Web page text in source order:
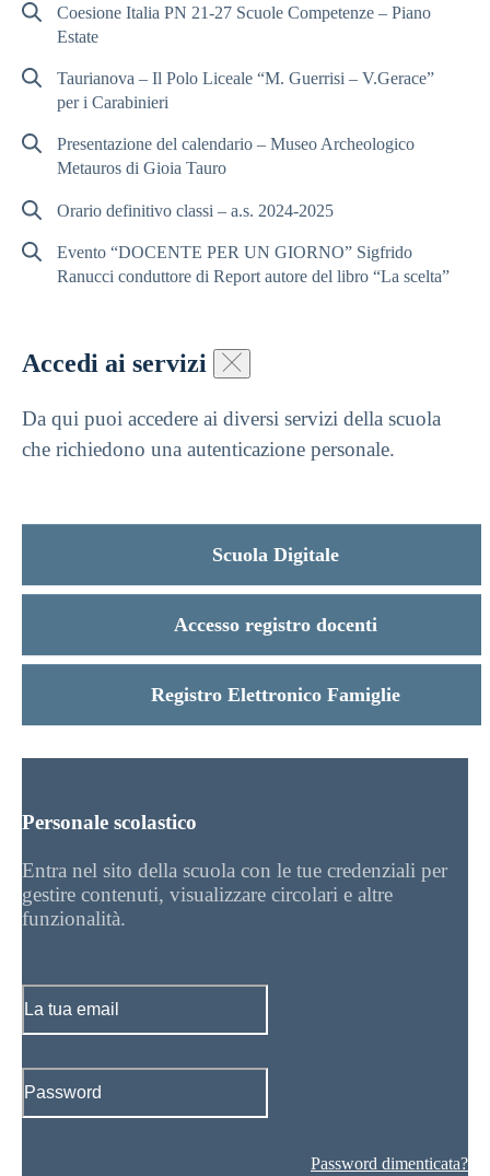
Coesione Italia PN 21-27 Scuole Competenze – Piano
Estate
Taurianova – Il Polo Liceale “M. Guerrisi – V.Gerace”
per i Carabinieri
Presentazione del calendario – Museo Archeologico
Metauros di Gioia Tauro
Orario definitivo classi – a.s. 2024-2025
Evento “DOCENTE PER UN GIORNO” Sigfrido
Ranucci conduttore di Report autore del libro “La scelta”
Accedi ai servizi
Da qui puoi accedere ai diversi servizi della scuola
che richiedono una autenticazione personale.
Scuola Digitale
Accesso registro docenti
Registro Elettronico Famiglie
Personale scolastico
Entra nel sito della scuola con le tue credenziali per
gestire contenuti, visualizzare circolari e altre
funzionalità.
Password dimenticata?